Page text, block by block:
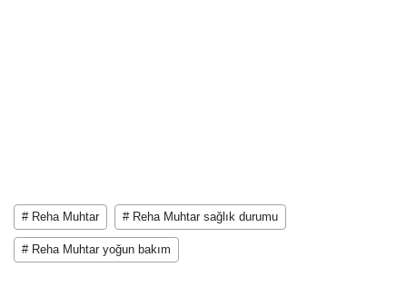
# Reha Muhtar # Reha Muhtar sağlık durumu
# Reha Muhtar yoğun bakım